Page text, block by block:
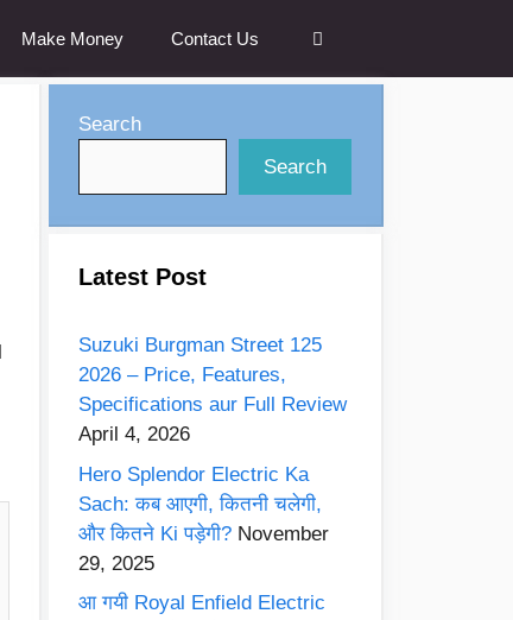
Make Money Contact Us
Search
Search
Latest Post
Suzuki Burgman Street 125
2026 – Price, Features,
Specifications aur Full Review
April 4, 2026
Hero Splendor Electric Ka
Sach: कब आएगी, कितनी चलेगी,
और कितने Ki पड़ेगी? November
29, 2025
आ गयी Royal Enfield Electric